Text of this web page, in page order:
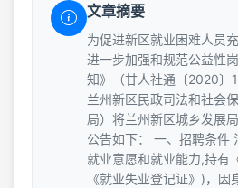
文章摘要
为促进新区就业困难人员
进一步加强和规范公益性
知》（甘人社通〔2020〕
兰州新区民政司法和社会
局）将兰州新区城乡发展
公告如下： 一、招聘条件
就业意愿和就业能力,持有
《就业失业登记证》)，